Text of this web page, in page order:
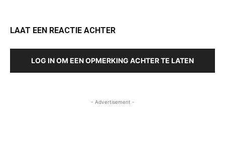
LAAT EEN REACTIE ACHTER
LOG IN OM EEN OPMERKING ACHTER TE LATEN
- Advertisement -